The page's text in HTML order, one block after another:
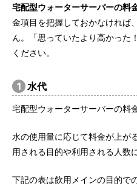
宅配型ウォーターサーバーの料
金項目を把握しておかなければ
ん。「思っていたより高かった
ください。
1 水代
宅配型ウォーターサーバーの料
水の使用量に応じて料金が上が
用される目的や利用される人数
下記の表は飲用メインの目的で